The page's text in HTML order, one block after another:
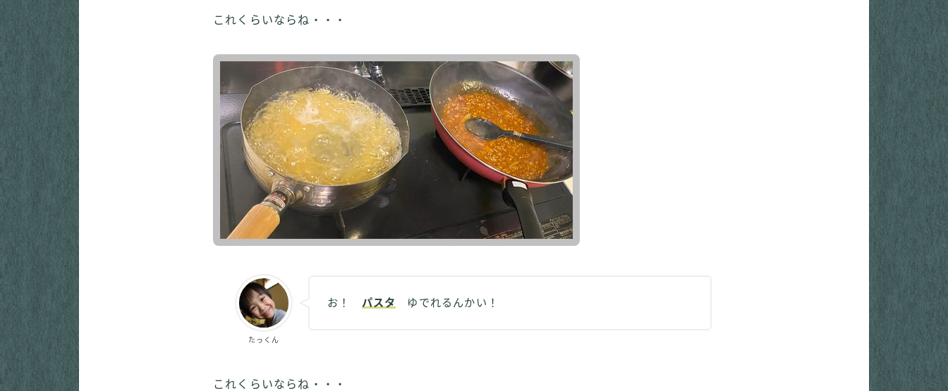
これくらいならね・・・
たっくん
お！ パスタ ゆでれるんかい！
これくらいならね・・・